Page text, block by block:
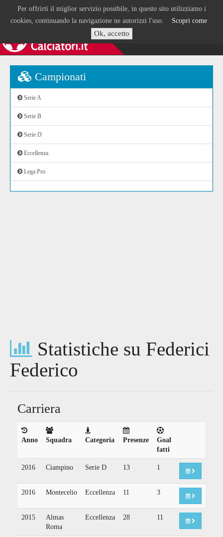
Per offrirti il miglior servizio possibile, in questo sito utilizziamo i
cookies, continuando la navigazione ne autorizzi l'uso. Scopri come
Ok, accetto
Campionati
Serie A
Serie B
Serie D
Eccellenza
Lega Pro
Statistiche su Federici
Federico
Carriera
Anno Squadra Categoria Presenze
Goal
fatti
2016 Ciampino Serie D 13 1
2016 Montecelio Eccellenza 11 3
2015
Almas
Roma
Eccellenza 28 11